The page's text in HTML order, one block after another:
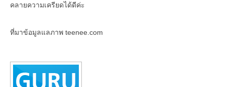
คลายความเครียดได้ดีค่ะ
ที่มาข้อมูลแลภาพ teenee.com